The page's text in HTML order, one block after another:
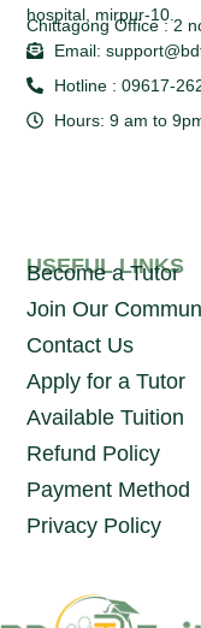
USEFUL LINKS
Become a Tutor
Join Our
Contact Us
Apply for a Tutor
Available Tuition
Refund Policy
Payment Method
Privacy Policy
hospital, mirpur-10.
Chittagong Office :2
Email:
Hotline : 09617-
Hours: 9 am to